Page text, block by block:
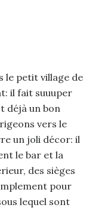
le petit village de
il fait suuuper
déjà un bon
vers le
un joli décor: il
le bar et la
des sièges
pour
lequel sont